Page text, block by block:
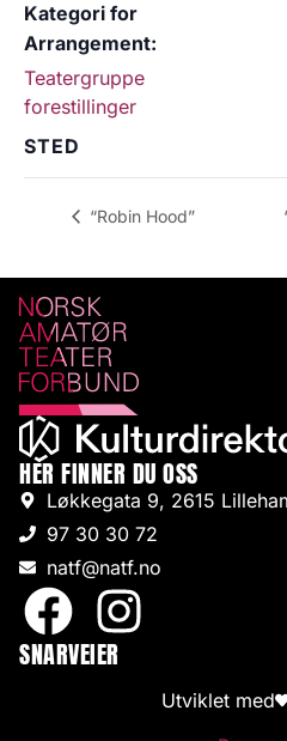
Kategori for
Arrangement:
Teatergruppe
forestillinger
STED
“Robin Hood”
HER FINNER DU OSS
Løkkegata 9, 2615
97 30 30 72
natf@natf.no
SNARVEIER
Utviklet med